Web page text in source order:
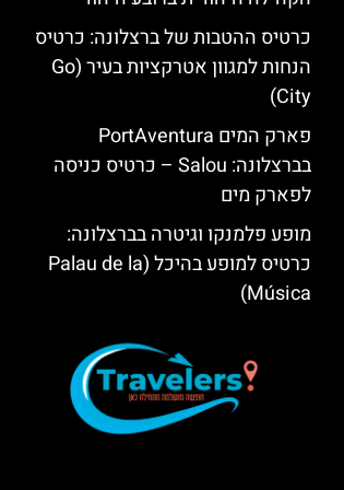
כרטיס ההטבות של ברצלונה: כרטיס
הנחות למגוון אטרקציות בעיר (Go
City)
פארק המים PortAventura
בברצלונה: Salou – כרטיס כניסה
לפארק מים
מופע פלמנקו וגיטרה בברצלונה:
כרטיס למופע בהיכל (Palau de la
Música)